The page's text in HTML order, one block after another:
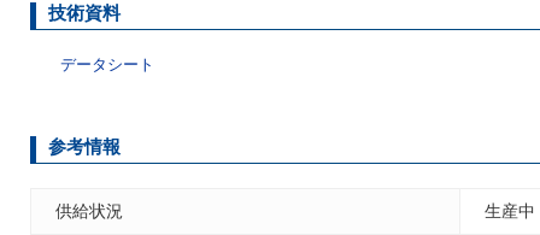
技術資料
データシート
参考情報
供給状況 生産中